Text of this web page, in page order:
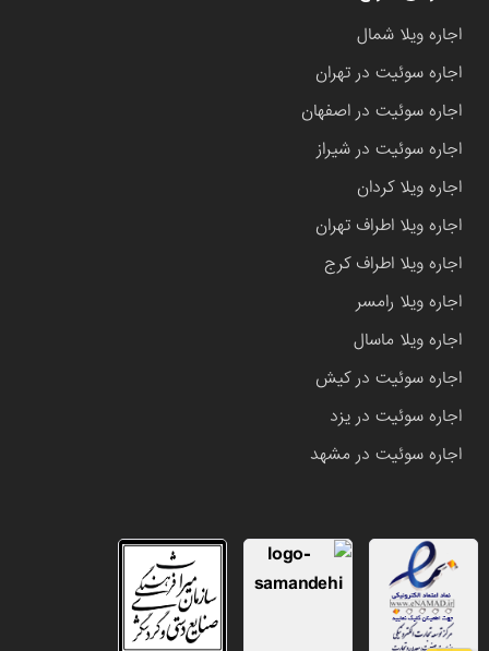
اجاره ویلا شمال
اجاره سوئیت در تهران
اجاره سوئیت در اصفهان
اجاره سوئیت در شیراز
اجاره ویلا کردان
اجاره ویلا اطراف تهران
اجاره ویلا اطراف کرج
اجاره ویلا رامسر
اجاره ویلا ماسال
اجاره سوئیت در کیش
اجاره سوئیت در یزد
اجاره سوئیت در مشهد